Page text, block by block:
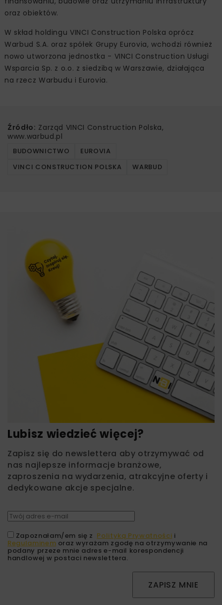
oraz obiektów.
W skład holdingu VINCI Construction Polska oprócz
Warbud S.A. oraz spółek Grupy Eurovia, wchodzi również
nowo utworzona jednostka - VINCI Construction Usługi
Wsparcia Sp. z o.o. z siedzibą w Warszawie, działająca
na rzecz Warbudu i Eurovia.
Źródło: Zarząd VINCI Construction Polska,
www.warbud.pl
BUDOWNICTWO
EUROVIA
VINCI CONSTRUCTION POLSKA
WARBUD
Lubisz wiedzieć więcej?
Zapisz się do newslettera aby otrzymywać od
nas najlepsze informacje branżowe,
zaproszenia na wydarzenia, atrakcyjne oferty i
dedykowane akcje specjalne.
Zapoznałam/em się z Polityką Prywatności i
Regulaminem oraz wyrażam zgodę na otrzymywanie na
podany przeze mnie adres e-mail korespondencji
handlowej w postaci newslettera.
ZAPISZ MNIE